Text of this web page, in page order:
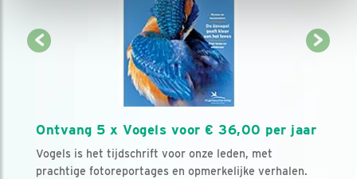
Ontvang 5 x Vogels voor € 36,00 per jaar
Vogels is het tijdschrift voor onze leden, met
prachtige fotoreportages en opmerkelijke verhalen.